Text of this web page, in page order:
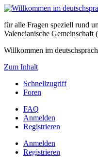
für alle Fragen speziell rund
Valencianische
Willkommen im
Zum Inhalt
Schnellzugriff
Foren
FAQ
Anmelden
Registrieren
Anmelden
Registrieren